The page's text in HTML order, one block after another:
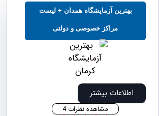
بهترين آزمايشگاه همدان + لیست
مراکز خصوصی و دولتی
اطلاعات بیشتر
مشاهده نظرات 4